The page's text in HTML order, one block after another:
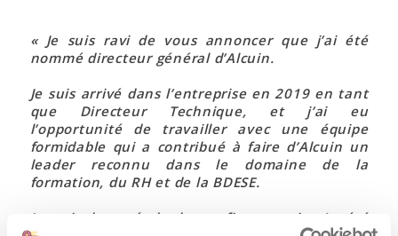
« Je suis ravi de vous annoncer que j’ai été
nommé directeur général d’Alcuin.
Je suis arrivé dans l’entreprise en 2019 en tant
que Directeur Technique, et j’ai eu
l’opportunité de travailler avec une équipe
formidable qui a contribué à faire d’Alcuin un
leader reconnu dans le domaine de la
formation, du RH et de la BDESE.
Je suis honoré de la confiance qui m’a été